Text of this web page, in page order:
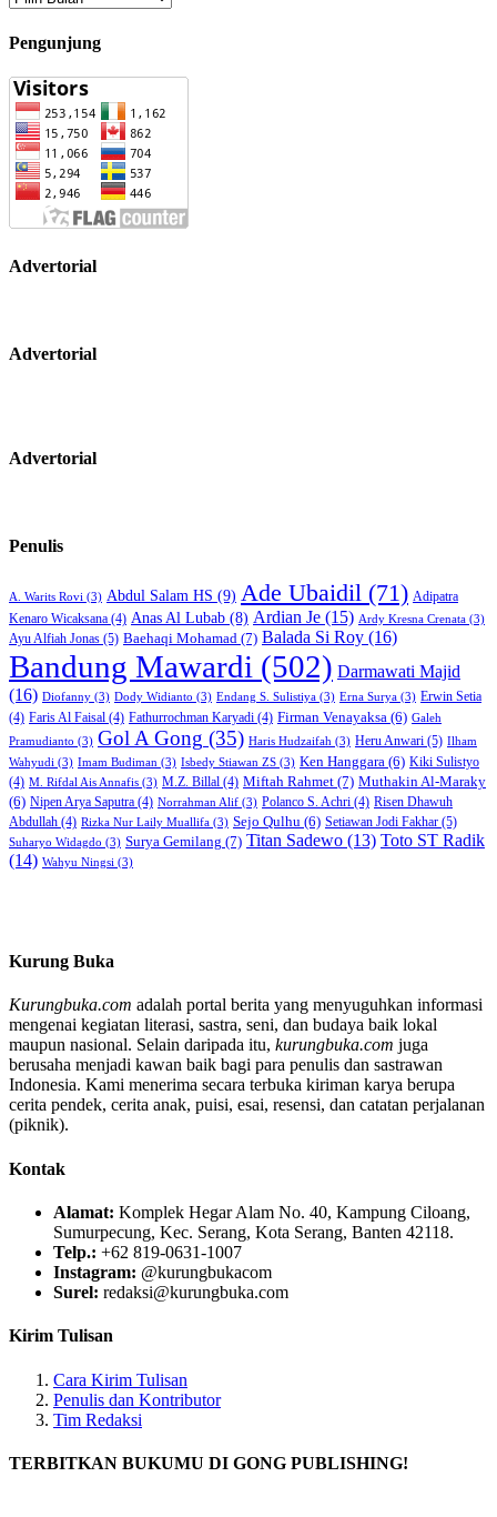
Pengunjung
Advertorial
Advertorial
Advertorial
Penulis
A. Warits Rovi (3) Abdul Salam HS (9) Ade Ubaidil (71) Adipatra
Kenaro Wicaksana (4) Anas Al Lubab (8) Ardian Je (15) Ardy Kresna Crenata (3)
Ayu Alfiah Jonas (5) Baehaqi Mohamad (7) Balada Si Roy (16)
Bandung Mawardi (502) Darmawati Majid
(16) Diofanny (3) Dody Widianto (3) Endang S. Sulistiya (3) Erna Surya (3) Erwin Setia
(4) Faris Al Faisal (4) Fathurrochman Karyadi (4) Firman Venayaksa (6) Galeh
Pramudianto (3) Gol A Gong (35) Haris Hudzaifah (3) Heru Anwari (5) Ilham
Wahyudi (3) Imam Budiman (3) Isbedy Stiawan ZS (3) Ken Hanggara (6) Kiki Sulistyo
(4) M. Rifdal Ais Annafis (3) M.Z. Billal (4) Miftah Rahmet (7) Muthakin Al-Maraky
(6) Nipen Arya Saputra (4) Norrahman Alif (3) Polanco S. Achri (4) Risen Dhawuh
Abdullah (4) Rizka Nur Laily Muallifa (3) Sejo Qulhu (6) Setiawan Jodi Fakhar (5)
Suharyo Widagdo (3) Surya Gemilang (7) Titan Sadewo (13) Toto ST Radik
(14) Wahyu Ningsi (3)
Kurung Buka
Kurungbuka.com adalah portal berita yang menyuguhkan informasi
mengenai kegiatan literasi, sastra, seni, dan budaya baik lokal
maupun nasional. Selain daripada itu, kurungbuka.com juga
berusaha menjadi kawan baik bagi para penulis dan sastrawan
Indonesia. Kami menerima secara terbuka kiriman karya berupa
cerita pendek, cerita anak, puisi, esai, resensi, dan catatan perjalanan
(piknik).
Kontak
Alamat: Komplek Hegar Alam No. 40, Kampung Ciloang,
Sumurpecung, Kec. Serang, Kota Serang, Banten 42118.
Telp.: +62 819-0631-1007
Instagram: @kurungbukacom
Surel: redaksi@kurungbuka.com
Kirim Tulisan
Cara Kirim Tulisan
Penulis dan Kontributor
Tim Redaksi
TERBITKAN BUKUMU DI GONG PUBLISHING!